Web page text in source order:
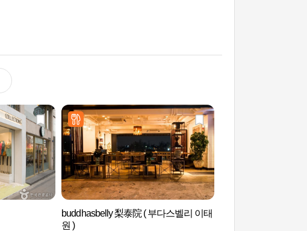
buddhasbelly 梨泰院 ( 부다스벨리 이태
원 )